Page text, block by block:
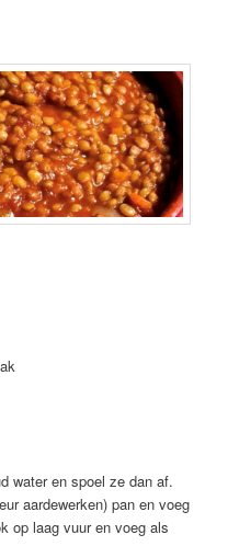
water en spoel ze dan af.
aardewerken) pan en voeg
op laag vuur en voeg als